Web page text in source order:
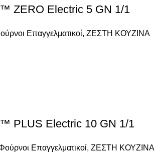
ZERO Electric 5 GN 1/1
Επαγγελματικοί, ΖΕΣΤΗ ΚΟΥΖΙΝΑ
PLUS Electric 10 GN 1/1
Επαγγελματικοί, ΖΕΣΤΗ ΚΟΥΖΙΝΑ